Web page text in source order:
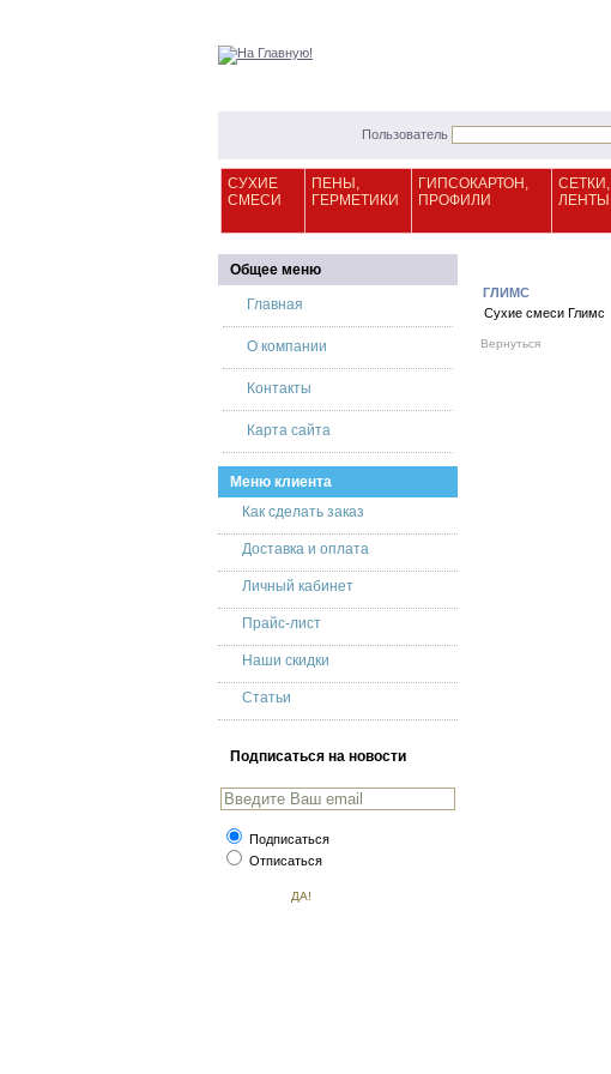
Пользователь
СУХИЕ
СМЕСИ
ПЕНЫ,
ГЕРМЕТИКИ
ГИПСОКАРТОН,
ПРОФИЛИ
СЕТКИ,
ЛЕНТЫ
Общее меню
Главная
О компании
Контакты
Карта сайта
Меню клиента
Как сделать заказ
Доставка и оплата
Личный кабинет
Прайс-лист
Наши скидки
Статьи
Подписаться на новости
Подписаться
Отписаться
ГЛИМС
Сухие смеси Глимс
Вернуться